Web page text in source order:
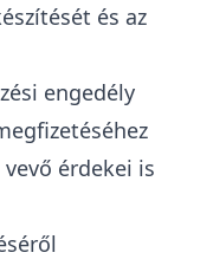
és az
engedély
érdekei is